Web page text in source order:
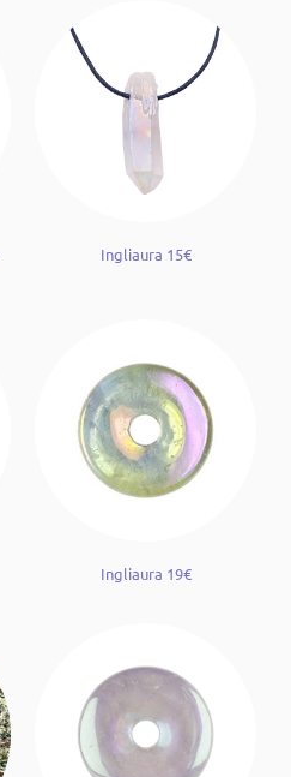
Ingliaura 15€
Ingliaura 19€